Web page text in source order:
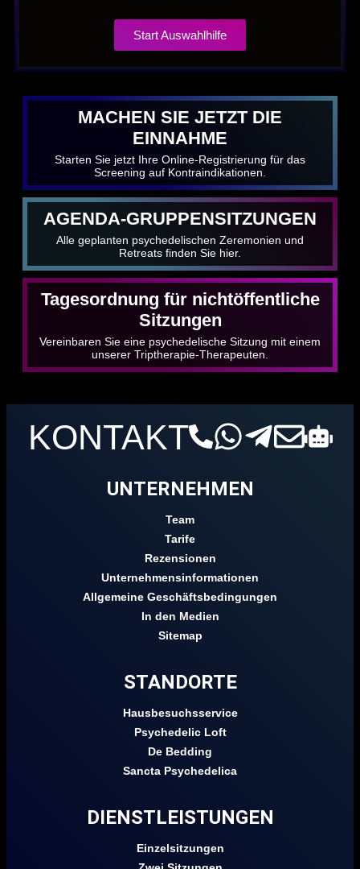
Start Auswahlhilfe
MACHEN SIE JETZT DIE
EINNAHME
Starten Sie jetzt Ihre Online-Registrierung für das
Screening auf Kontraindikationen.
AGENDA-GRUPPENSITZUNGEN
Alle geplanten psychedelischen Zeremonien und
Retreats finden Sie hier.
Tagesordnung für nichtöffentliche
Sitzungen
Vereinbaren Sie eine psychedelische Sitzung mit einem
unserer Triptherapie-Therapeuten.
KONTAKT
UNTERNEHMEN
Team
Tarife
Rezensionen
Unternehmensinformationen
Allgemeine Geschäftsbedingungen
In den Medien
Sitemap
STANDORTE
Hausbesuchsservice
Psychedelic Loft
De Bedding
Sancta Psychedelica
DIENSTLEISTUNGEN
Einzelsitzungen